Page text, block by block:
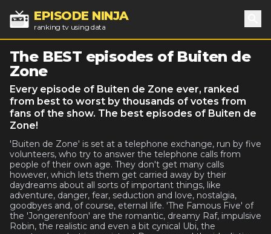
EPISODE NINJA
ranking tv using data
The BEST episodes of Buiten de
Zone
Every episode of Buiten de Zone ever, ranked
from best to worst by thousands of votes from
fans of the show. The best episodes of Buiten de
Zone!
'Buiten de Zone' is set at a telephone exchange, run by five
volunteers, who try to answer the telephone calls from
people of their own age. They don't get many calls
however, which lets them get carried away by their
daydreams about all sorts of important things, like
adventure, danger, fear, seduction and love, nostalgia,
goodbyes and, of course, eternal life. 'The Famous Five' of
the 'Jongerenfoon' are the romantic, dreamy Raf, impulsive
Robin, the realistic and even a bit cynical Ubi, the